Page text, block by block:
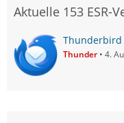
Aktuelle 153 ESR-
Thunderbird
Thunder 4.